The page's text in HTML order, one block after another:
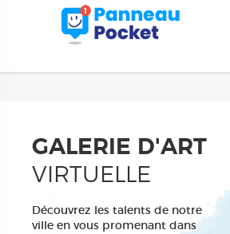
GALERIE D'ART
VIRTUELLE
Découvrez les talents de notre
ville en vous promenant dans